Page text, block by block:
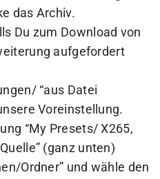
das Archiv.
Du zum Download von
aufgefordert
“aus Datei
Voreinstellung.
“My Presets/ X265,
(ganz unten)
Ordner” und wähle den